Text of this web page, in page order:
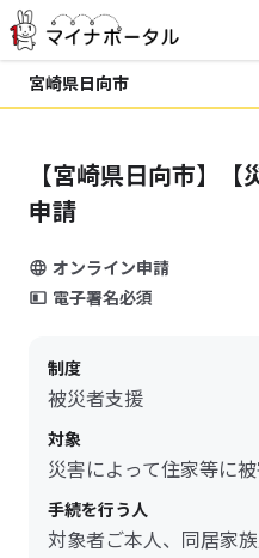
宮崎県日向市
【宮崎県日向市】
申請
オンライン申請
電子署名必須
制度
被災者支援
対象
災害によって住家等に
手続を行う人
対象者ご本人、同居家